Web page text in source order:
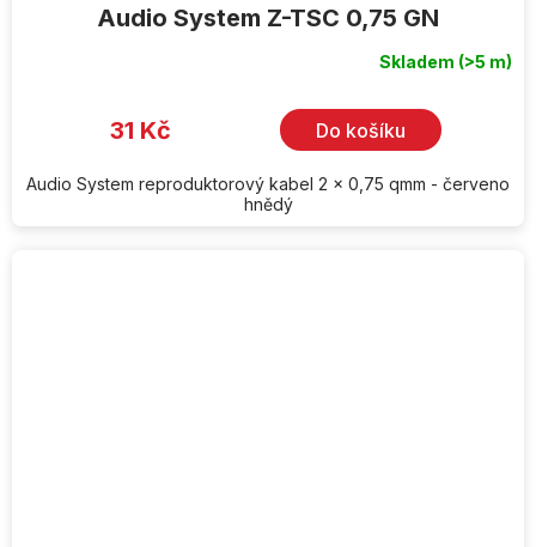
Audio System Z-TSC 0,75 GN
Skladem (>5 m)
31 Kč Do košíku
Audio System reproduktorový kabel 2 x 0,75 qmm - červeno
hnědý